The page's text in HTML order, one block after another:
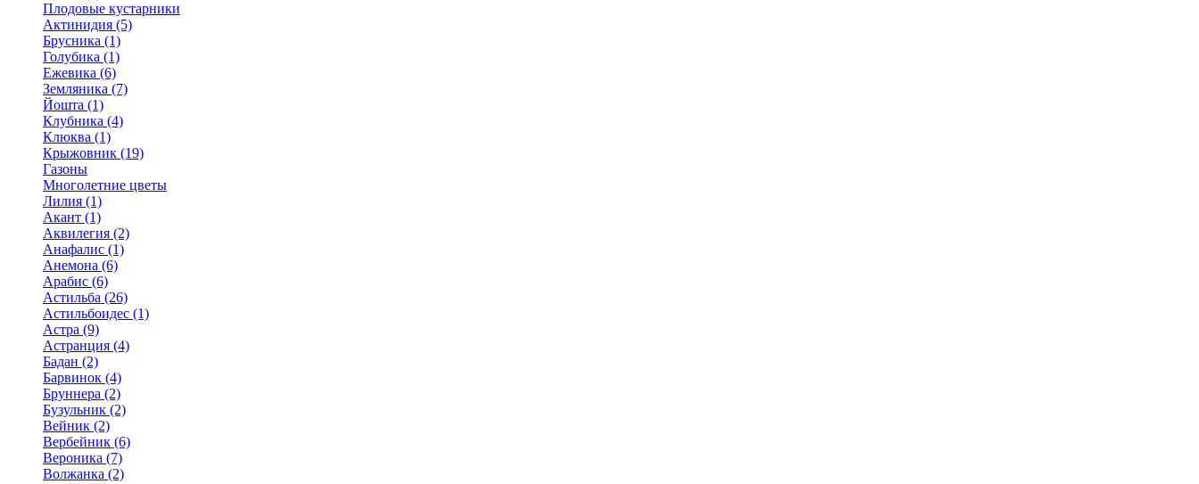
Плодовые кустарники
Актинидия (5)
Брусника (1)
Голубика (1)
Ежевика (6)
Земляника (7)
Йошта (1)
Клубника (4)
Клюква (1)
Крыжовник (19)
Газоны
Многолетние цветы
Лилия (1)
Акант (1)
Аквилегия (2)
Анафалис (1)
Анемона (6)
Арабис (6)
Астильба (26)
Астильбоидес (1)
Астра (9)
Астранция (4)
Бадан (2)
Барвинок (4)
Бруннера (2)
Бузульник (2)
Вейник (2)
Вербейник (6)
Вероника (7)
Волжанка (2)